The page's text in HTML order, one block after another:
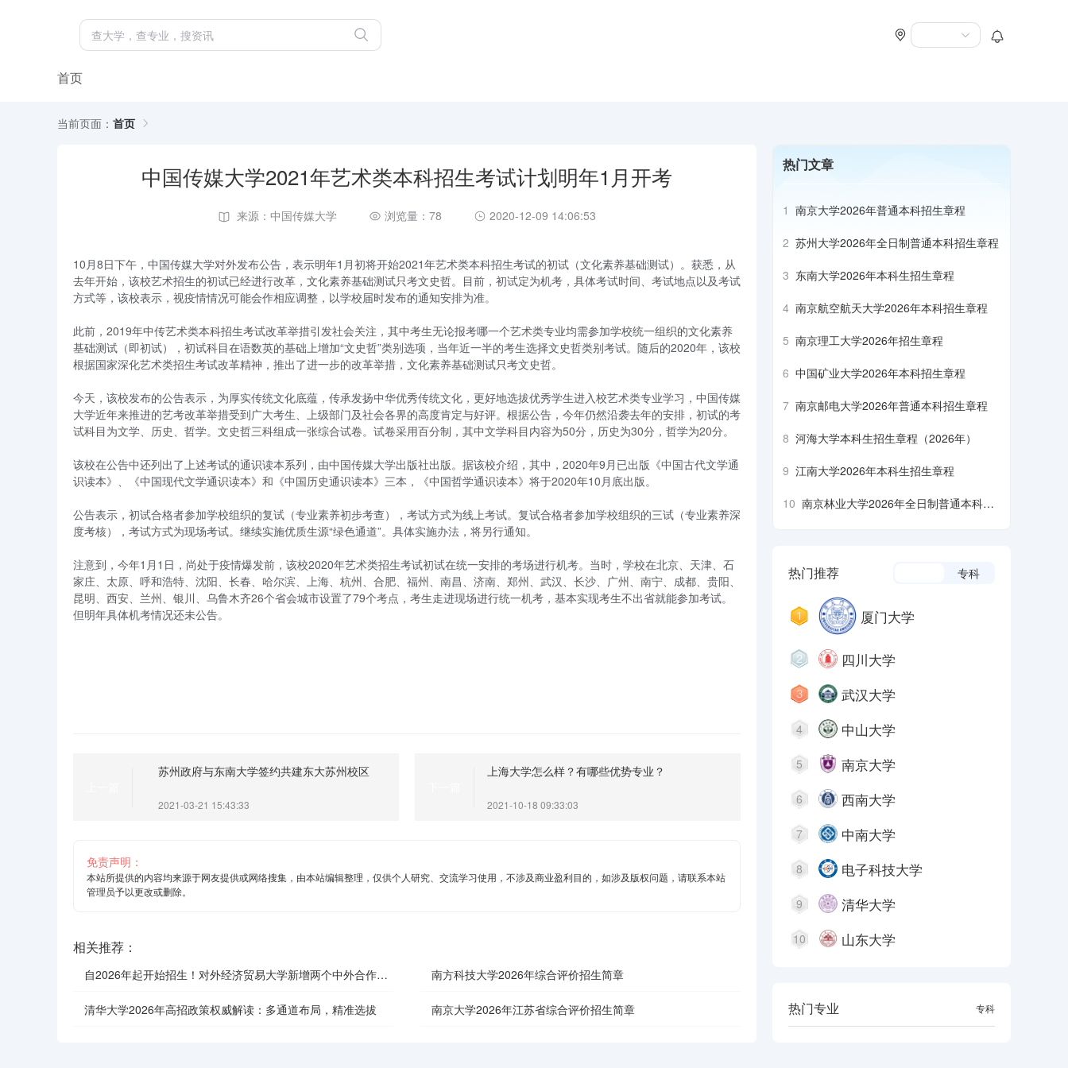
首页
当前页面： 首页
中国传媒大学2021年艺术类本科招生考试计划明年1月开考
来源：中国传媒大学 浏览量：78 2020-12-09 14:06:53
10月8日下午，中国传媒大学对外发布公告，表示明年1月初将开始2021年艺术类本科招生考试的初试（文化素养基础测试）。获悉，从
去年开始，该校艺术招生的初试已经进行改革，文化素养基础测试只考文史哲。目前，初试定为机考，具体考试时间、考试地点以及考试
方式等，该校表示，视疫情情况可能会作相应调整，以学校届时发布的通知安排为准。
此前，2019年中传艺术类本科招生考试改革举措引发社会关注，其中考生无论报考哪一个艺术类专业均需参加学校统一组织的文化素养
基础测试（即初试），初试科目在语数英的基础上增加“文史哲”类别选项，当年近一半的考生选择文史哲类别考试。随后的2020年，该校
根据国家深化艺术类招生考试改革精神，推出了进一步的改革举措，文化素养基础测试只考文史哲。
今天，该校发布的公告表示，为厚实传统文化底蕴，传承发扬中华优秀传统文化，更好地选拔优秀学生进入校艺术类专业学习，中国传媒
大学近年来推进的艺考改革举措受到广大考生、上级部门及社会各界的高度肯定与好评。根据公告，今年仍然沿袭去年的安排，初试的考
试科目为文学、历史、哲学。文史哲三科组成一张综合试卷。试卷采用百分制，其中文学科目内容为50分，历史为30分，哲学为20分。
该校在公告中还列出了上述考试的通识读本系列，由中国传媒大学出版社出版。据该校介绍，其中，2020年9月已出版《中国古代文学通
识读本》、《中国现代文学通识读本》和《中国历史通识读本》三本，《中国哲学通识读本》将于2020年10月底出版。
公告表示，初试合格者参加学校组织的复试（专业素养初步考查），考试方式为线上考试。复试合格者参加学校组织的三试（专业素养深
度考核），考试方式为现场考试。继续实施优质生源“绿色通道”。具体实施办法，将另行通知。
注意到，今年1月1日，尚处于疫情爆发前，该校2020年艺术类招生考试初试在统一安排的考场进行机考。当时，学校在北京、天津、石
家庄、太原、呼和浩特、沈阳、长春、哈尔滨、上海、杭州、合肥、福州、南昌、济南、郑州、武汉、长沙、广州、南宁、成都、贵阳、
昆明、西安、兰州、银川、乌鲁木齐26个省会城市设置了79个考点，考生走进现场进行统一机考，基本实现考生不出省就能参加考试。
但明年具体机考情况还未公告。
苏州政府与东南大学签约共建东大苏州校区
2021-03-21 15:43:33
上海大学怎么样？有哪些优势专业？
2021-10-18 09:33:03
免责声明：
本站所提供的内容均来源于网友提供或网络搜集，由本站编辑整理，仅供个人研究、交流学习使用，不涉及商业盈利目的，如涉及版权问题，请联系本站
管理员予以更改或删除。
相关推荐：
自2026年起开始招生！对外经济贸易大学新增两个中外合作办
学项目
南方科技大学2026年综合评价招生简章
清华大学2026年高招政策权威解读：多通道布局，精准选拔 南京大学2026年江苏省综合评价招生简章
热门文章
1 南京大学2026年普通本科招生章程
2 苏州大学2026年全日制普通本科招生章程
3 东南大学2026年本科生招生章程
4 南京航空航天大学2026年本科招生章程
5 南京理工大学2026年招生章程
6 中国矿业大学2026年本科招生章程
7 南京邮电大学2026年普通本科招生章程
8 河海大学本科生招生章程（2026年）
9 江南大学2026年本科生招生章程
10 南京林业大学2026年全日制普通本科招
热门推荐 专科
厦门大学
四川大学
武汉大学
4 中山大学
5 南京大学
6 西南大学
7 中南大学
8 电子科技大学
9 清华大学
10 山东大学
热门专业 专科